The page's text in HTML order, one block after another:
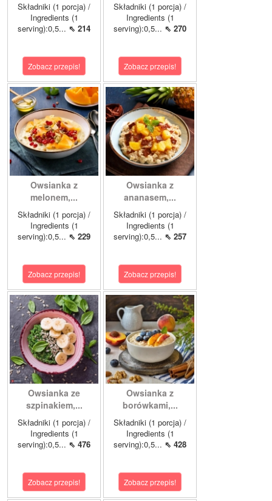
Składniki (1 porcja) /
Ingredients (1
serving):0,5... ⇖ 214
Zobacz przepis!
Składniki (1 porcja) /
Ingredients (1
serving):0,5... ⇖ 270
Zobacz przepis!
Owsianka z
melonem,...
Składniki (1 porcja) /
Ingredients (1
serving):0,5... ⇖ 229
Zobacz przepis!
Owsianka z
ananasem,...
Składniki (1 porcja) /
Ingredients (1
serving):0,5... ⇖ 257
Zobacz przepis!
Owsianka ze
szpinakiem,...
Składniki (1 porcja) /
Ingredients (1
serving):0,5... ⇖ 476
Zobacz przepis!
Owsianka z
borówkami,...
Składniki (1 porcja) /
Ingredients (1
serving):0,5... ⇖ 428
Zobacz przepis!